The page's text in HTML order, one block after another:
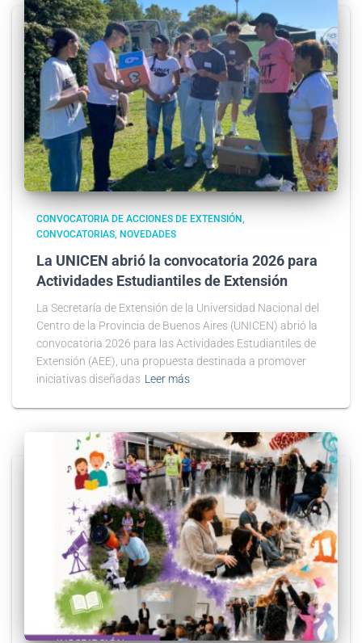
CONVOCATORIA DE ACCIONES DE EXTENSIÓN
CONVOCATORIAS NOVEDADES
La UNICEN abrió la convocatoria 2026 para
Actividades Estudiantiles de Extensión
La Secretaría de Extensión de la Universidad Nacional del
Centro de la Provincia de Buenos Aires (UNICEN) abrió la
convocatoria 2026 para las Actividades Estudiantiles de
Extensión (AEE), una propuesta destinada a promover
iniciativas diseñadas Leer más